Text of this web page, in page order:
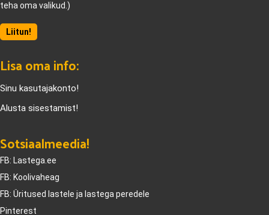
teha oma valikud.)
Liitun!
Lisa oma info:
Sinu kasutajakonto!
Alusta sisestamist!
Sotsiaalmeedia!
FB: Lastega.ee
FB: Koolivaheag
FB: Üritused lastele ja lastega peredele
Pinterest